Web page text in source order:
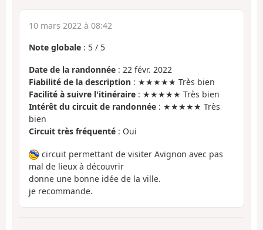
10 mars 2022 à 08:42
Note globale : 5 / 5
Date de la randonnée : 22 févr. 2022
Fiabilité de la description : ★★★★★ Très bien
Facilité à suivre l'itinéraire : ★★★★★ Très bien
Intérêt du circuit de randonnée : ★★★★★ Très
bien
Circuit très fréquenté : Oui
circuit permettant de visiter Avignon avec pas
mal de lieux à découvrir
donne une bonne idée de la ville.
je recommande.